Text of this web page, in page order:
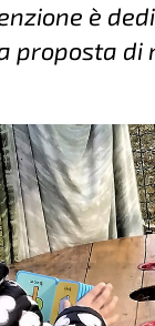
è
proposta